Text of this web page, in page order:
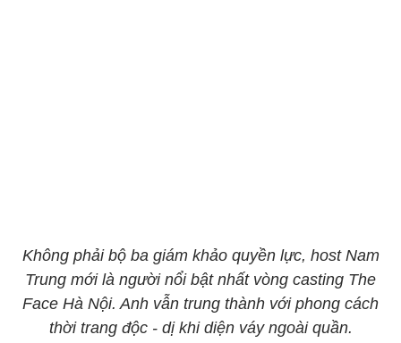
Không phải bộ ba giám khảo quyền lực, host Nam
Trung mới là người nổi bật nhất vòng casting The
Face Hà Nội. Anh vẫn trung thành với phong cách
thời trang độc - dị khi diện váy ngoài quần.